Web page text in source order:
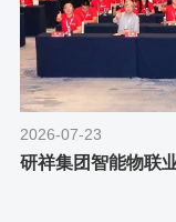
2026-07-23
研祥集团智能物联